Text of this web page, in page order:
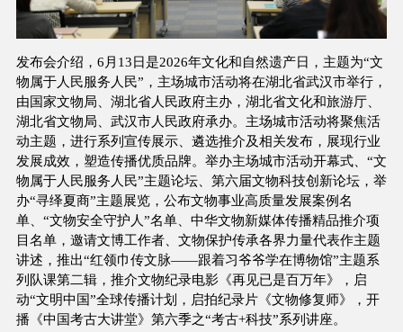
发布会介绍，6月13日是2026年文化和自然遗产日，主题为“文
物属于人民服务人民”，主场城市活动将在湖北省武汉市举行，
由国家文物局、湖北省人民政府主办，湖北省文化和旅游厅、
湖北省文物局、武汉市人民政府承办。主场城市活动将聚焦活
动主题，进行系列宣传展示、遴选推介及相关发布，展现行业
发展成效，塑造传播优质品牌。举办主场城市活动开幕式、“文
物属于人民服务人民”主题论坛、第六届文物科技创新论坛，举
办“寻绎夏商”主题展览，公布文物事业高质量发展案例名
单、“文物安全守护人”名单、中华文物新媒体传播精品推介项
目名单，邀请文博工作者、文物保护传承各界力量代表作主题
讲述，推出“红领巾传文脉——跟着习爷爷学在博物馆”主题系
列队课第二辑，推介文物纪录电影《再见已是百万年》，启
动“文明中国”全球传播计划，启拍纪录片《文物修复师》，开
播《中国考古大讲堂》第六季之“考古+科技”系列讲座。